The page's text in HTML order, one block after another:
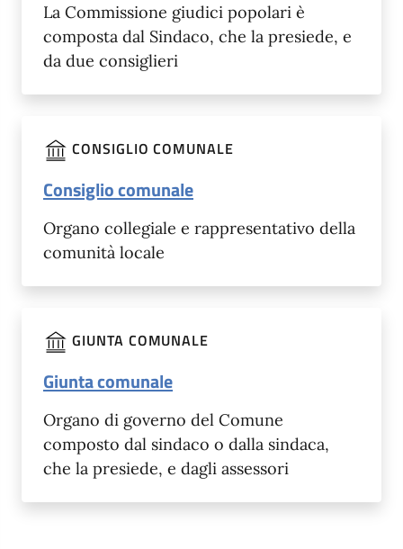
La Commissione giudici popolari è
composta dal Sindaco, che la presiede, e
da due consiglieri
CONSIGLIO COMUNALE
Consiglio comunale
Organo collegiale e rappresentativo della
comunità locale
GIUNTA COMUNALE
Giunta comunale
Organo di governo del Comune
composto dal sindaco o dalla sindaca,
che la presiede, e dagli assessori